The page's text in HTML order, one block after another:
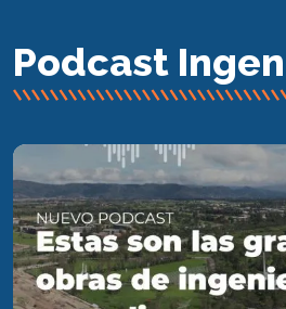
Podcast